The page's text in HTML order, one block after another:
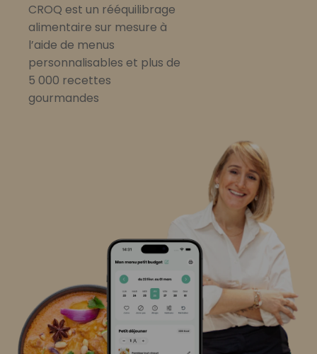
CROQ est un rééquilibrage
alimentaire sur mesure à
l’aide de menus
personnalisables et plus de
5 000 recettes
gourmandes